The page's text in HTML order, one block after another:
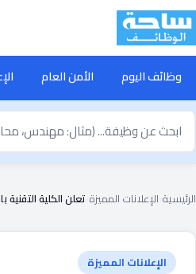
تخطى
إلى
المحتوى
وظائف اليوم الأمن العام
ابحث
الرئيسية الإعلانات المميزة تعلن الكلية
الإعلانات المميزة